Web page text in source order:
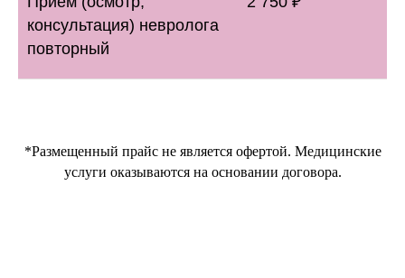
консультация) невролога
повторный
*Размещенный прайс не является офертой. Медицинские
услуги оказываются на основании договора.